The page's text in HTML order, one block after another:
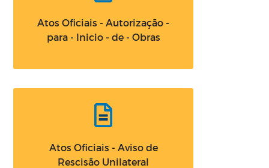
Atos Oficiais - Autorização -
para - Inicio - de - Obras
Atos Oficiais - Aviso de
Rescisão Unilateral